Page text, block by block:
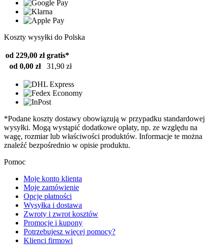
Koszty wysyłki do Polska
od 229,00 zł gratis*
od 0,00 zł
31,90 zł
*Podane koszty dostawy obowiązują w przypadku standardowej
wysyłki. Mogą wystąpić dodatkowe opłaty, np. ze względu na
wagę, rozmiar lub właściwości produktów. Informacje te można
znaleźć bezpośrednio w opisie produktu.
Pomoc
Moje konto klienta
Moje zamówienie
Opcje płatności
Wysyłka i dostawa
Zwroty i zwrot kosztów
Promocje i kupony
Potrzebujesz więcej pomocy?
Klienci firmowi